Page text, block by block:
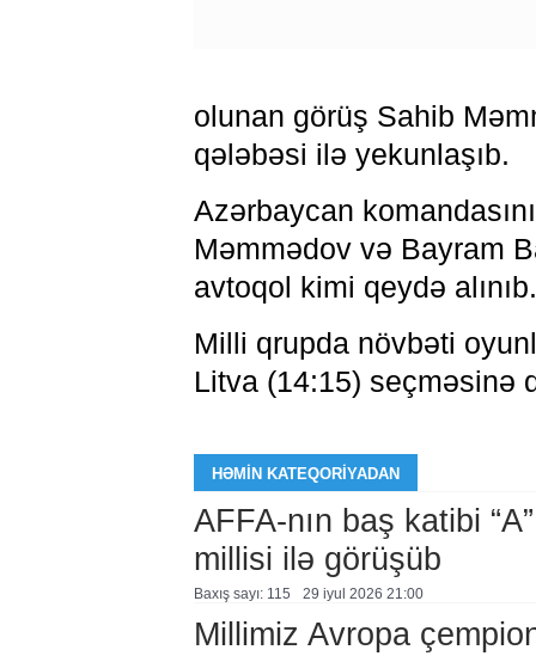
olunan görüş Sahib
qələbəsi ilə yekunlaşıb.
Azərbaycan
Məmmədov və Bayram
avtoqol kimi qeydə alınıb.
Milli qrupda növbəti
Litva (14:15) seçməsinə
HƏMIN KATEQORIYADAN
AFFA-nın baş katibi
millisi ilə görüşüb
Baxış sayı: 115 29 i̇yul 2026 21:00
Millimiz Avropa